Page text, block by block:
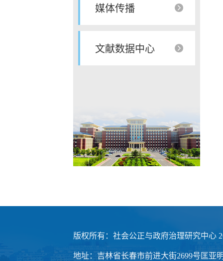
媒体传播
文献数据中心
版权所有：社会公正与政府治理研究中心
地址：吉林省长春市前进大街2699号匡亚